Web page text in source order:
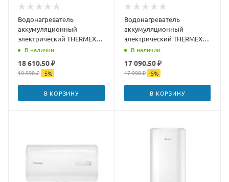
Водонагреватель
аккумуляционный
электрический THERMEX
Mirror 100 H
В наличии
18 610.50 ₽
19 590 ₽ -5%
В КОРЗИНУ
Водонагреватель
аккумуляционный
электрический THERMEX
Mirror 80 H
В наличии
17 090.50 ₽
17 990 ₽ -5%
В КОРЗИНУ